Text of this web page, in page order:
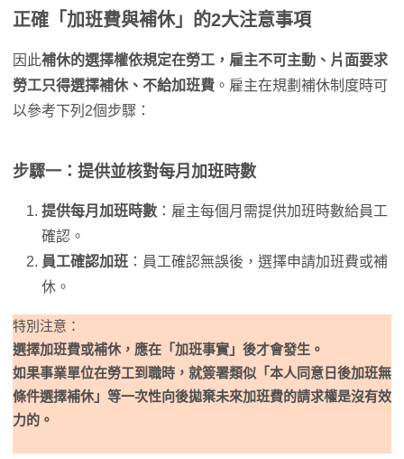
正確「加班費與補休」的2大注意事項
因此補休的選擇權依規定在勞工，雇主不可主動、片面要求
勞工只得選擇補休、不給加班費 。雇主在規劃補休制度時可
以參考下列2個步驟：
步驟一：提供並核對每月加班時數
提供每月加班時數 ：雇主每個月需提供加班時數給員工
確認。
員工確認加班 ：員工確認無誤後，選擇申請加班費或補
休。
特別注意：
選擇加班費或補休，應在「加班事實」後才會發生。
如果事業單位在勞工到職時，就簽署類似「本人同意日後加班無
條件選擇補休」等一次性向後拋棄未來加班費的請求權是沒有效
力的。